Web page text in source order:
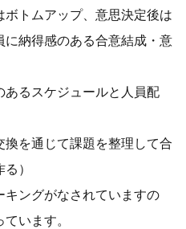
ボトムアップ、意思決定後は
に納得感のある合意結成・意
あるスケジュールと人員配
換を通じて課題を整理して合
）
ングがなされていますの
います。